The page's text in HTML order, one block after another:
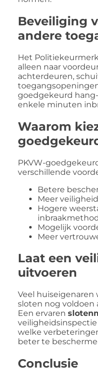
Beveiliging
andere
Het
alleen naar
achterdeuren,
goedgekeurd
enkele minuten
Waarom
PKVW-
verschillende
Betere
Meer
Hogere
Mogelijk
Meer
Laat een
uitvoeren
Veel
sloten nog voldoen
Een ervaren
welke
beter te
Conclusie